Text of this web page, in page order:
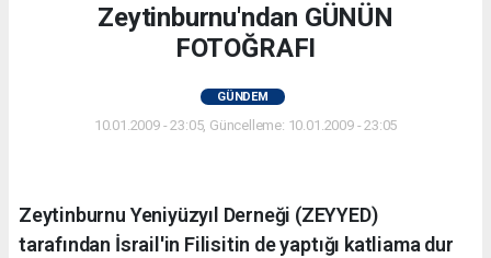
Zeytinburnu'ndan GÜNÜN
FOTOĞRAFI
GÜNDEM
10.01.2009 - 23:05, Güncelleme: 10.01.2009 - 23:05
Zeytinburnu Yeniyüzyıl Derneği (ZEYYED)
tarafından İsrail'in Filisitin de yaptığı katliama dur